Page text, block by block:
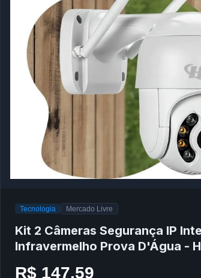
Tecnologia Mercado Livre
Kit 2 Câmeras Segurança IP
Infravermelho Prova D'Água -
R$ 147,59